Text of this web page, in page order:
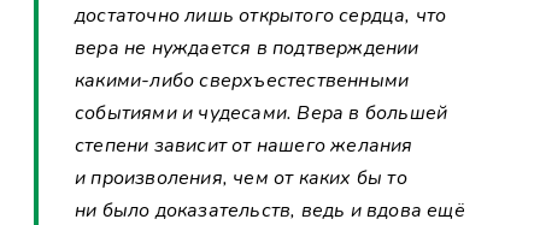
достаточно лишь открытого сердца, что
вера не нуждается в подтверждении
какими-либо сверхъестественными
событиями и чудесами. Вера в большей
степени зависит от нашего желания
и произволения, чем от каких бы то
ни было доказательств, ведь и вдова ещё